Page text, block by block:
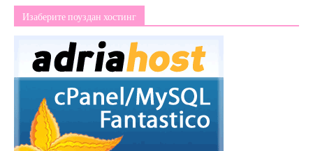
Изаберите поуздан хостинг